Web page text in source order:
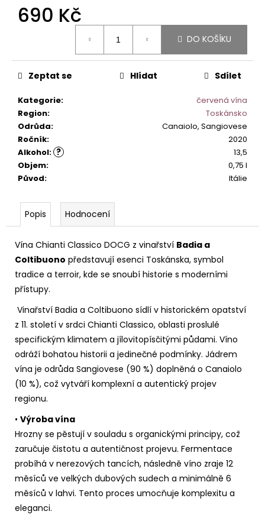
690 Kč
DO KOŠÍKU
Kategorie:
červená vína
Region:
Toskánsko
Odrůda:
Canaiolo, Sangiovese
Ročník: 2020
?
Alkohol:
13,5
Objem:
0,75 l
Původ: Itálie
Zeptat se Hlídat Sdílet
Popis Hodnocení
Vína Chianti Classico DOCG z vinařství Badia a
Coltibuono představují esenci Toskánska, symbol
tradice a terroir, kde se snoubí historie s moderními
přístupy.
Vinařství Badia a Coltibuono sídlí v historickém opatství
z 11. století v srdci Chianti Classico, oblasti proslulé
specifickým klimatem a jílovitopísčitými půdami. Víno
odráží bohatou historii a jedinečné podmínky. Jádrem
vína je odrůda Sangiovese (90 %) doplněná o Canaiolo
(10 %), což vytváří komplexní a autentický projev
regionu.
• Výroba vína
Hrozny se pěstují v souladu s organickými principy, což
zaručuje čistotu a autentičnost projevu. Fermentace
probíhá v nerezových tancích, následně víno zraje 12
měsíců ve velkých dubových sudech a minimálně 6
měsíců v lahvi. Tento proces umocňuje komplexitu a
eleganci.
e
DI
MANDURIA
SANGAETANO
DOP.
349
Kč